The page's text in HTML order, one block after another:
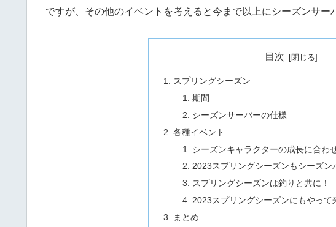
ですが、その他のイベントを考えると今まで以上にシーズンサー
目次
スプリングシーズン
期間
シーズンサーバーの仕様
各種イベント
シーズンキャラクターの成長に合わ
2023スプリングシーズンもシーズン
スプリングシーズンは釣りと共に！
2023スプリングシーズンにもやって
まとめ